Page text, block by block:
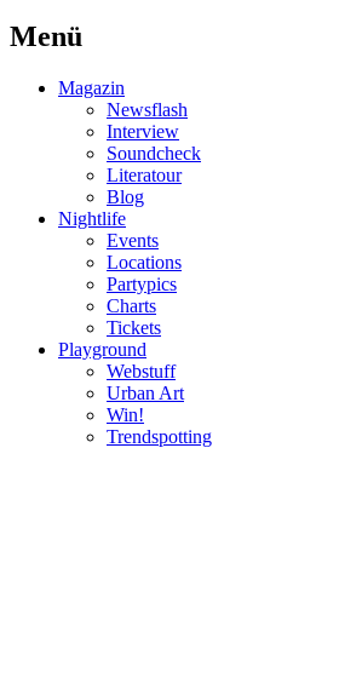
Menü
Magazin
Newsflash
Interview
Soundcheck
Literatour
Blog
Nightlife
Events
Locations
Partypics
Charts
Tickets
Playground
Webstuff
Urban Art
Win!
Trendspotting